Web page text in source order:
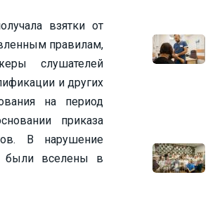
взятки от
правилам,
слушателей
и других
на период
приказа
В нарушение
были вселены в